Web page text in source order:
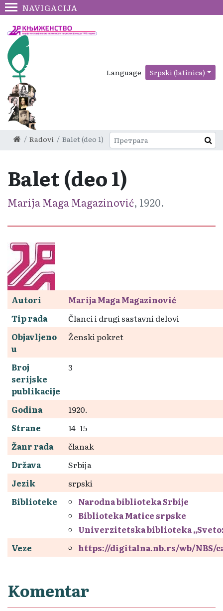
NAVIGACIJA
Language Srpski (latinica)
Radovi Balet (deo 1)
Balet (deo 1)
Marija Maga Magazinović, 1920.
Autori
Marija Maga Magazinović
Tip rada
Članci i drugi sastavni delovi
Objavljeno
u
Ženski pokret
Broj
serijske
publikacije
3
Godina
1920.
Strane
14–15
Žanr rada
članak
Država
Srbija
Jezik
srpski
Biblioteke
Narodna biblioteka Srbije
Biblioteka Matice srpske
Univerzitetska biblioteka
Veze
https://digitalna.nb.rs/wb/NBS/
Komentar